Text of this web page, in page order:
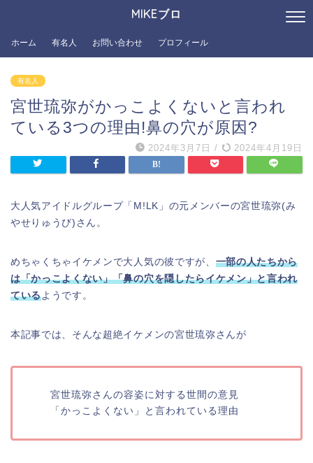
MIKEブロ
ホーム 有名人 お問い合わせ プロフィール
有名人
宮世琉弥がかっこよくないと言われ
ている3つの理由!鼻の穴が原因?
2024年3月7日 / 2024年4月19日
大人気アイドルグループ「M!LK」の元メンバーの宮世琉弥(み
やせりゅうび)さん。
めちゃくちゃイケメンで大人気の彼ですが、 一部の人たちから
は「かっこよくない」「鼻の穴を隠したらイケメン」と言われ
ているようです。
本記事では、そんな超絶イケメンの宮世琉弥さんが
宮世琉弥さんの容姿に対する世間の意見
「かっこよくない」と言われている理由